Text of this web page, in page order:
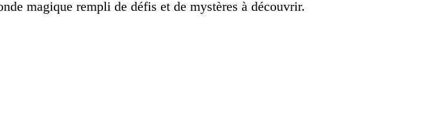
magique rempli de défis et de mystères à découvrir.